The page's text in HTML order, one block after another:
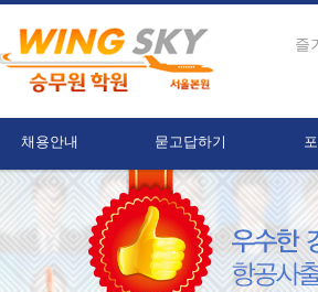
즐
채용안내 묻고답하기